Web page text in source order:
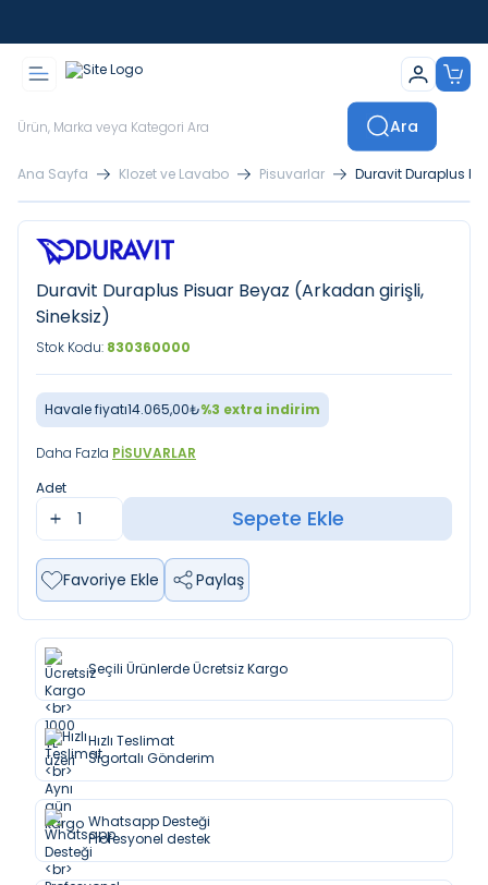
Ara
Ana Sayfa Klozet ve Lavabo Pisuvarlar Duravit Duraplus
Duravit Duraplus Pisuar Beyaz (Arkadan girişli,
Sineksiz)
Stok Kodu: 830360000
Havale fiyatı14.065,00₺%3 extra indirim
Daha Fazla PISUVARLAR
Adet
Sepete Ekle
Favoriye Ekle Paylaş
Seçili Ürünlerde Ücretsiz Kargo
Hızlı Teslimat
Sigortalı Gönderim
Whatsapp Desteği
Profesyonel destek